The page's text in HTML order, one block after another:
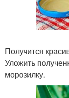
Получится
Уложить
морозилку.